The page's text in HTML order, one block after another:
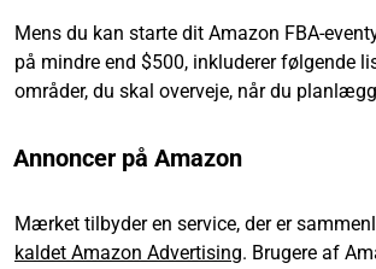
Mens du kan starte dit Amazon FBA-
på mindre end $500, inkluderer følgende
områder, du skal overveje, når du
Annoncer på Amazon
Mærket tilbyder en service, der er
kaldet Amazon Advertising. Brugere af